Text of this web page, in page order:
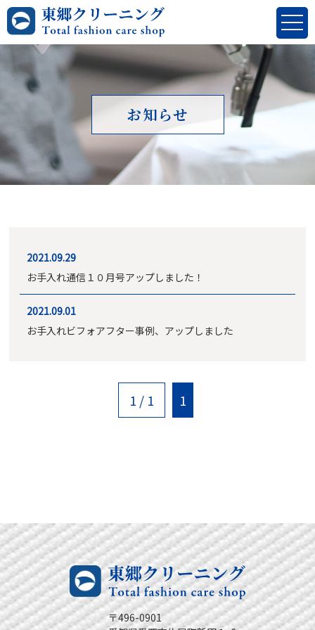
お知らせ
2021.09.29
お手入れ通信１０月号アップしました！
2021.09.01
お手入れビフォアフター事例、アップしました
1 / 1 1
〒496-0901